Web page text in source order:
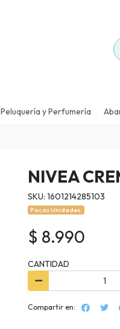
Peluquería y Perfumería
NIVEA
SKU: 1601214285103
Pocas Unidades.
$ 8.990
CANTIDAD
Compartir en: